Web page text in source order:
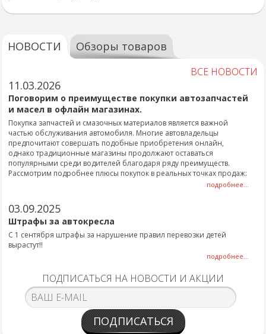
НОВОСТИ Обзоры товаров
ВСЕ НОВОСТИ
11.03.2026
Поговорим о преимуществе покупки автозапчастей
и масел в офлайн магазинах.
Покупка запчастей и смазочных материалов является важной
частью обслуживания автомобиля. Многие автовладельцы
предпочитают совершать подобные приобретения онлайн,
однако традиционные магазины продолжают оставаться
популярными среди водителей благодаря ряду преимуществ.
Рассмотрим подробнее плюсы покупок в реальных точках продаж:
подробнее...
03.09.2025
Штрафы за автокресла
С 1 сентября штрафы за нарушение правил перевозки детей
вырастут!!
подробнее...
ПОДПИСАТЬСЯ НА НОВОСТИ И АКЦИИ
ПОДПИСАТЬСЯ